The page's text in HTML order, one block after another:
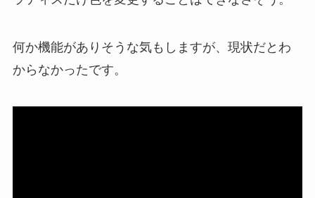
何か機能がありそうな気もしますが、現状だとわ
からなかったです。